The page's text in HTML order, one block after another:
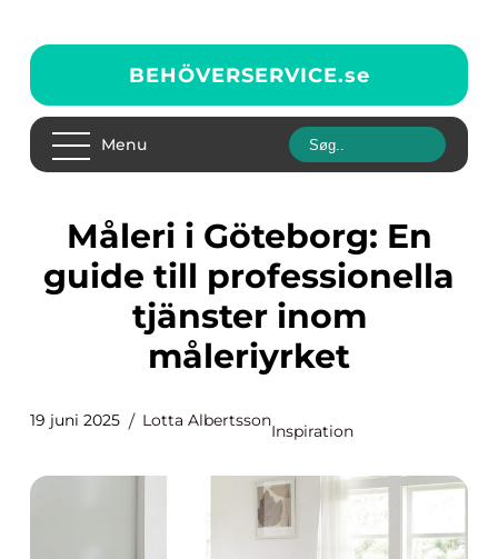
BEHÖVERSERVICE.se
Menu
Måleri i Göteborg: En
guide till professionella
tjänster inom
måleriyrket
19 juni 2025 Lotta Albertsson
Inspiration